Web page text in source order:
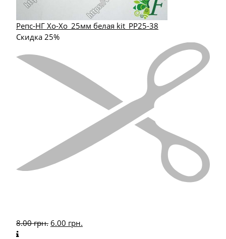
Репс-НГ Хо-Хо_25мм белая kit_РР25-38
Скидка 25%
8.00грн. 6.00 грн.